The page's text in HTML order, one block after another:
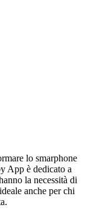
lo smarphone
App è dedicato a
la necessità di
anche per chi